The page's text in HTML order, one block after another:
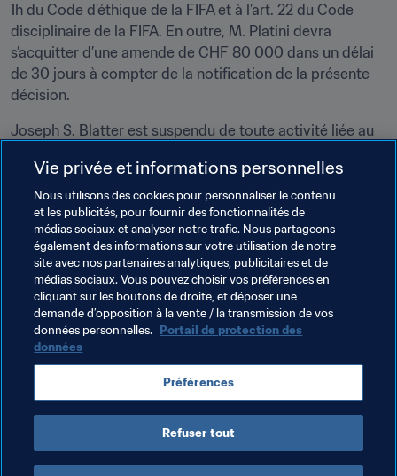
1h du Code d’éthique de la FIFA et à l’art. 22 du Code
disciplinaire de la FIFA. En outre, M. Platini devra
s’acquitter d’une amende de CHF 80 000 dans un délai
de 30 jours à compter de la notification de la présente
décision.
Joseph S. Blatter est suspendu de toute activité liée au
national et international pour une durée de six ans à
compter du 8 octobre 2015, conformément à l’art. 6, al.
1h du Code d’éthique de la FIFA et à l’art. 22 du Code
disciplinaire de la FIFA. En outre, M. Blatter devra
s’acquitter d’une amende de CHF 50 000 dans un délai
de 30 jours à compter de la notification de la présente
décision.
Thèmes en lien
Organisation
Vie privée et informations personnelles
Nous utilisons des cookies pour personnaliser le contenu
et les publicités, pour fournir des fonctionnalités de
médias sociaux et analyser notre trafic. Nous partageons
également des informations sur votre utilisation de notre
site avec nos partenaires analytiques, publicitaires et de
médias sociaux. Vous pouvez choisir vos préférences en
cliquant sur les boutons de droite, et déposer une
demande d’opposition à la vente / la transmission de vos
données personnelles. Portail de protection des
données
Préférences
Refuser tout